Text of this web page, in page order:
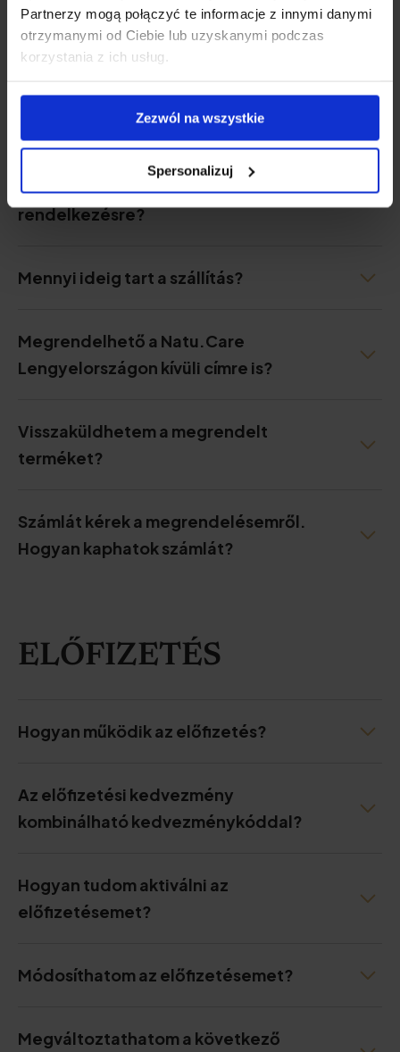
Partnerzy mogą połączyć te informacje z innymi danymi
otrzymanymi od Ciebie lub uzyskanymi podczas
korzystania z ich usług.
Zezwól na wszystkie
Spersonalizuj
Hogyan tudom kifizetni a
rendelésemet?
Mennyibe kerül a szállítás?
Milyen szállítási módok állnak
rendelkezésre?
Mennyi ideig tart a szállítás?
Megrendelhető a Natu.Care
Lengyelországon kívüli címre is?
Visszaküldhetem a megrendelt
terméket?
Számlát kérek a megrendelésemről.
Hogyan kaphatok számlát?
ELŐFIZETÉS
Hogyan működik az előfizetés?
Az előfizetési kedvezmény
kombinálható kedvezménykóddal?
Hogyan tudom aktiválni az
előfizetésemet?
Módosíthatom az előfizetésemet?
Megváltoztathatom a következő